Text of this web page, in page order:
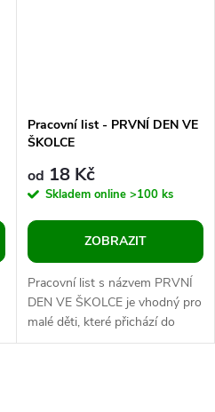
Pracovní list - PRVNÍ DEN VE
ŠKOLCE
od 18 Kč
Skladem online >100 ks
ZOBRAZIT
Pracovní list s názvem PRVNÍ
DEN VE ŠKOLCE je vhodný pro
malé děti, které přichází do
školky poprvé, ale také pro děti